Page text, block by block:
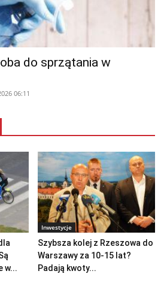
do sprzątania w
06:11
w...
Inwestycje
Szybsza kolej z Rzeszowa do
Warszawy za 10-15 lat?
Padają kwoty...